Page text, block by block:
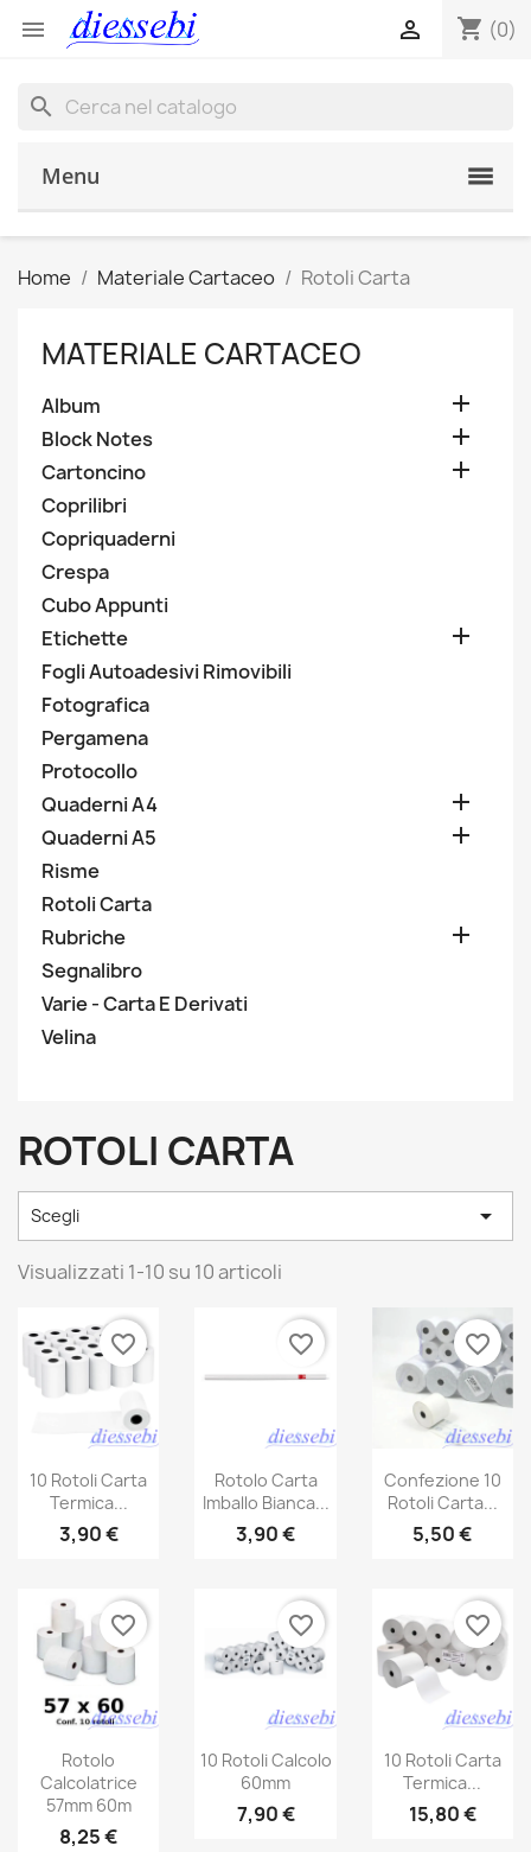
 shopping_cart (0)

search
Menu
Home Materiale Cartaceo Rotoli Carta
MATERIALE CARTACEO
Album 
Block Notes 
Cartoncino 
Coprilibri
Copriquaderni
Crespa
Cubo Appunti
Etichette

Fogli Autoadesivi Rimovibili
Fotografica
Pergamena
Protocollo
Quaderni A4

Quaderni A5 
Risme
Rotoli Carta
Rubriche

Segnalibro
Varie - Carta E Derivati
Velina
ROTOLI CARTA
Scegli 
Visualizzati 1-10 su 10 articoli
10 Rotoli Carta
Termica...
3,90 €
favorite_border
Rotolo Carta
Imballo Bianca...
3,90 €
favorite_border
Confezione 10
Rotoli Carta...
5,50 €
favorite_border
Rotolo
Calcolatrice
57mm 60m
8,25 €
favorite_border
10 Rotoli Calcolo
60mm
7,90 €
favorite_border
10 Rotoli Carta
Termica...
15,80 €
favorite_border